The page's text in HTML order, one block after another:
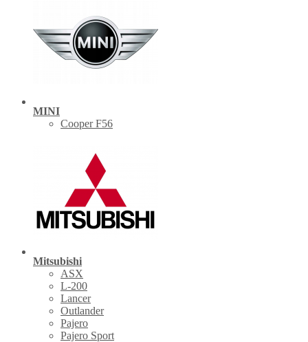
MINI
Cooper F56
Mitsubishi
ASX
L-200
Lancer
Outlander
Pajero
Pajero Sport